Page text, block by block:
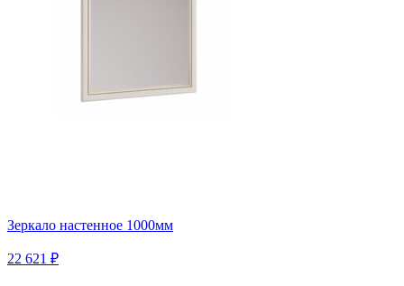
Зеркало настенное 1000мм
22 621 ₽